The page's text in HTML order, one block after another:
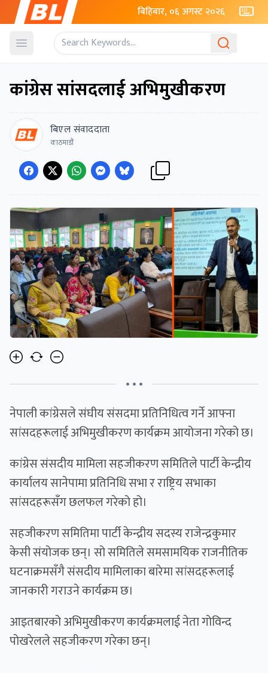
बिहिबार, ०६ अगस्ट २०२६
Open menu
कांग्रेस सांसदलाई अभिमुखीकरण
बिएल संवाददाता
काठमाडौं
• • •
नेपाली कांग्रेसले संघीय संसदमा प्रतिनिधित्व गर्ने आफ्ना
सांसदहरूलाई अभिमुखीकरण कार्यक्रम आयोजना गरेको छ।
कांग्रेस संसदीय मामिला सहजीकरण समितिले पार्टी केन्द्रीय
कार्यालय सानेपामा प्रतिनिधि सभा र राष्ट्रिय सभाका
सांसदहरूसँग छलफल गरेको हो।
सहजीकरण समितिमा पार्टी केन्द्रीय सदस्य राजेन्द्रकुमार
केसी संयोजक छन्। सो समितिले समसामयिक राजनीतिक
घटनाक्रमसँगै संसदीय मामिलाका बारेमा सांसदहरूलाई
जानकारी गराउने कार्यक्रम छ।
आइतबारको अभिमुखीकरण कार्यक्रमलाई नेता गोविन्द
पोखरेलले सहजीकरण गरेका छन्।